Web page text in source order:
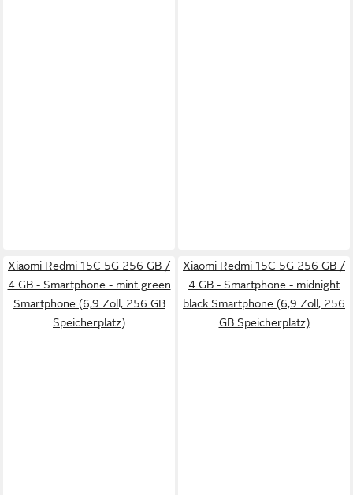
Xiaomi Redmi 15C 5G 256 GB /
4 GB - Smartphone - mint green
Smartphone (6,9 Zoll, 256 GB
Speicherplatz)
Xiaomi Redmi 15C 5G 256 GB /
4 GB - Smartphone - midnight
black Smartphone (6,9 Zoll, 256
GB Speicherplatz)